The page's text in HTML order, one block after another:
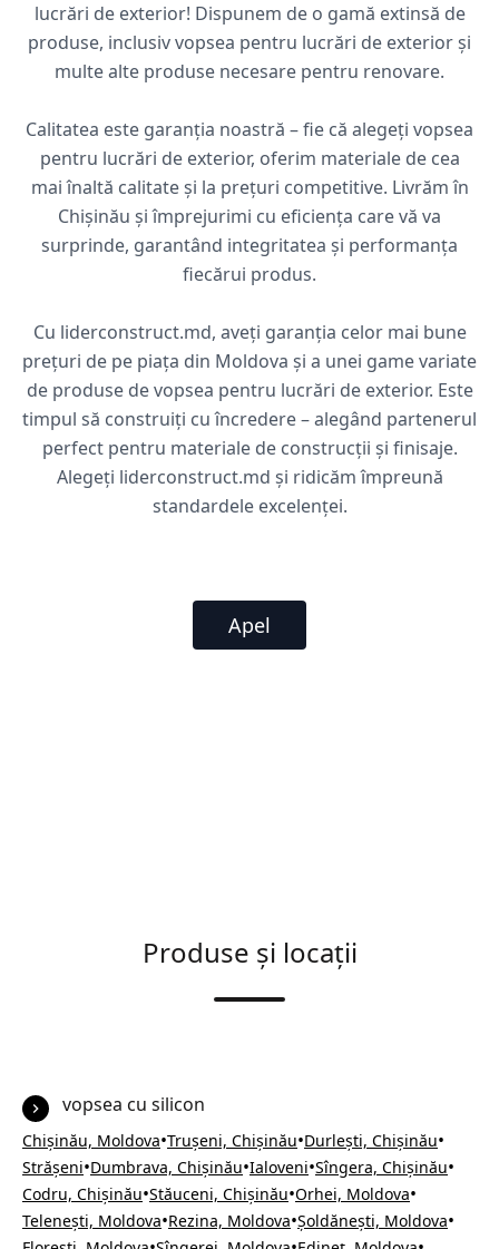
lucrări de exterior! Dispunem de o gamă extinsă de
produse, inclusiv vopsea pentru lucrări de exterior și
multe alte produse necesare pentru renovare.
Calitatea este garanția noastră – fie că alegeți vopsea
pentru lucrări de exterior, oferim materiale de cea
mai înaltă calitate și la prețuri competitive. Livrăm în
Chișinău și împrejurimi cu eficiența care vă va
surprinde, garantând integritatea și performanța
fiecărui produs.
Cu liderconstruct.md, aveți garanția celor mai bune
prețuri de pe piața din Moldova și a unei game variate
de produse de vopsea pentru lucrări de exterior. Este
timpul să construiți cu încredere – alegând partenerul
perfect pentru materiale de construcții și finisaje.
Alegeți liderconstruct.md și ridicăm împreună
standardele excelenței.
Apel
Produse și locații
vopsea cu silicon
Chișinău, Moldova•Trușeni, Chișinău•Durlești, Chișinău•
Strășeni•Dumbrava, Chișinău•Ialoveni•Sîngera, Chișinău•
Codru, Chișinău•Stăuceni, Chișinău•Orhei, Moldova•
Telenești, Moldova•Rezina, Moldova•Șoldănești, Moldova•